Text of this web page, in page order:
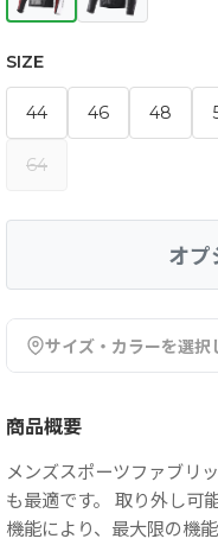
SIZE
44 46 48
64
オプ
サイズ・カラーを選択
商品概要
メンズスポーツファブリ
も最適です。 取り外し可
機能により、最大限の機